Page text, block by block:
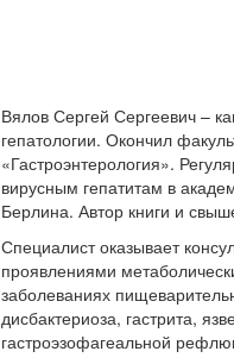
Вялов Сергей Сергеевич –
гепатологии. Окончил
«Гастроэнтерология».
вирусным гепатитам в
Берлина. Автор книги и
Специалист оказывает
проявлениями
заболеваниях
дисбактериоза, гастрита,
гастроэзофагеальной